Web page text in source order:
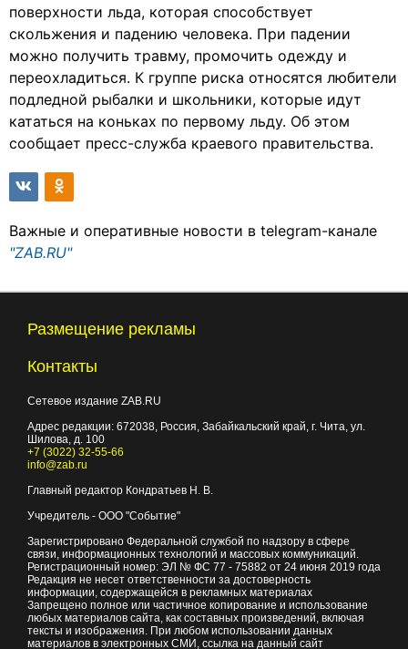
поверхности льда, которая способствует
скольжения и падению человека. При падении
можно получить травму, промочить одежду и
переохладиться. К группе риска относятся любители
подледной рыбалки и школьники, которые идут
кататься на коньках по первому льду. Об этом
сообщает пресс-служба краевого правительства.
Важные и оперативные новости в telegram-канале
"ZAB.RU"
Размещение рекламы
Контакты
Сетевое издание ZAB.RU
Адрес редакции: 672038, Россия, Забайкальский край, г. Чита, ул.
Шилова, д. 100
+7 (3022) 32-55-66
info@zab.ru
Главный редактор Кондратьев Н. В.
Учредитель - ООО "Событие"
Зарегистрировано Федеральной службой по надзору в сфере
связи, информационных технологий и массовых коммуникаций.
Регистрационный номер: ЭЛ № ФС 77 - 75882 от 24 июня 2019 года
Редакция не несет ответственности за достоверность
информации, содержащейся в рекламных материалах
Запрещено полное или частичное копирование и использование
любых материалов сайта, как составных произведений, включая
тексты и изображения. При любом использовании данных
материалов в электронных СМИ, ссылка на данный сайт